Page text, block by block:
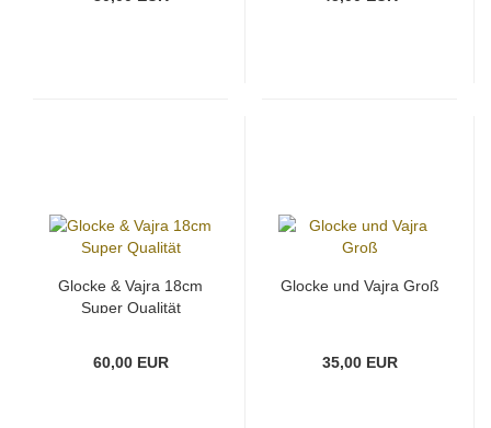
Glocke & Vajra 18cm
Super Qualität
60,00 EUR
Glocke und Vajra Groß
35,00 EUR